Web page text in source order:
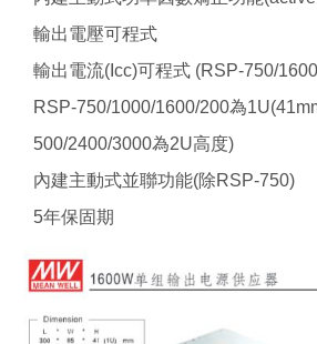
輸出電壓可程式
輸出電流(Icc)可程式 (RSP-750/
RSP-750/1000/1600/200為
500/2400/3000為2U高度)
內建主動式並聯功能(除RSP-750)
5年保固期